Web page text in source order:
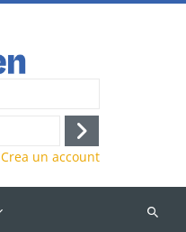
Login
Crea un account
Cerca